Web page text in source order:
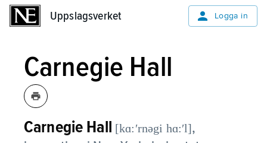
Uppslagsverket Logga in
Carnegie Hall
Carnegie Hall [kɑ:ʹrnəgi hɑ:ʹl],